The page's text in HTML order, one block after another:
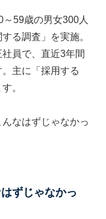
59歳の男女300人
る調査」を実施。
員で、直近3年間
主に「採用する
。
なはずじゃなかっ
ずじゃなかっ